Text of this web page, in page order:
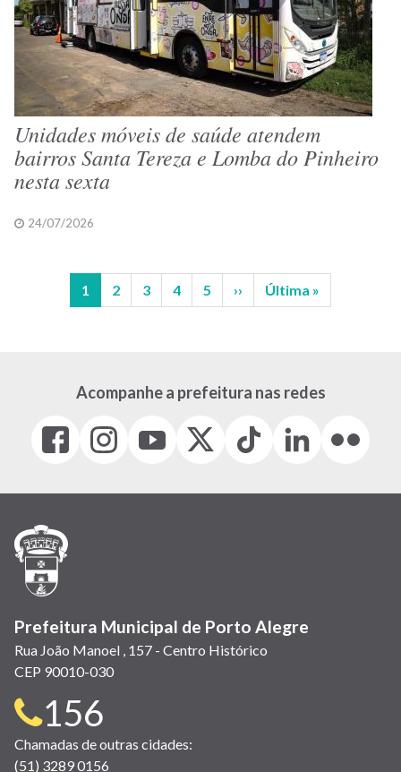
Unidades móveis de saúde atendem
bairros Santa Tereza e Lomba do Pinheiro
nesta sexta
24/07/2026
Paginação
Página
atual
1 Página
2 Página
3 Página
4 Página
5
Próxima
página
››
Última
página
Última »
Acompanhe a prefeitura nas redes
Facebook
(link
em
janela)
Instagram
(link
em
(link
em
(Antigo
(link
Tiktok
(link
em
LinkedIn
(link
em
(link
em
Prefeitura Municipal de Porto Alegre
Rua João Manoel , 157 - Centro Histórico
CEP 90010-030
Telefone
para
156
Chamadas de outras cidades:
(51) 3289 0156